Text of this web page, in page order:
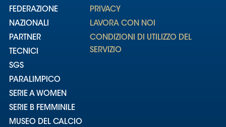
FEDERAZIONE
NAZIONALI
PARTNER
TECNICI
SGS
PARALIMPICO
SERIE A WOMEN
SERIE B FEMMINILE
MUSEO DEL CALCIO
PRIVACY
LAVORA CON NOI
CONDIZIONI DI UTILIZZO DEL
SERVIZIO